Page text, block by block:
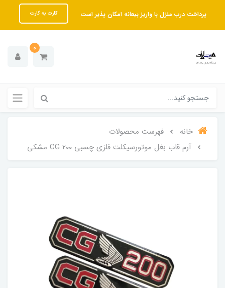
پرداخت درب منزل با واریز بیعانه امکان پذیر است کارت به کارت
0
خانه
فهرست محصولات
آرم قاب بغل موتورسیکلت فلزی چسبی 200 CG مشکی